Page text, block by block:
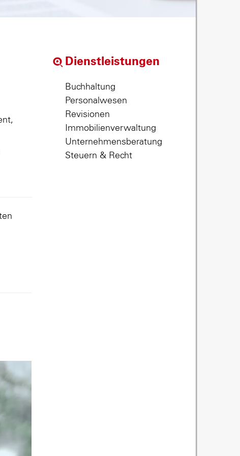
Dienstleistungen
Buchhaltung
Personalwesen
Revisionen
Immobilienverwaltung
Unternehmensberatung
Steuern & Recht